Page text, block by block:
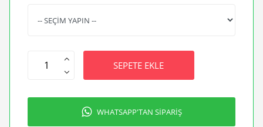
SEPETE EKLE
WHATSAPP'TAN SİPARİŞ